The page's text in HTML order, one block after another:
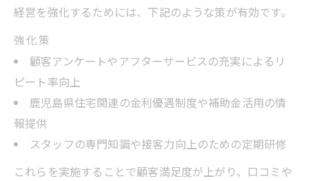
経営を強化するためには、下記のような策が有効です。
強化策
顧客アンケートやアフターサービスの充実によるリ
ピート率向上
鹿児島県住宅関連の金利優遇制度や補助金活用の情
報提供
スタッフの専門知識や接客力向上のための定期研修
これらを実施することで顧客満足度が上がり、口コミや